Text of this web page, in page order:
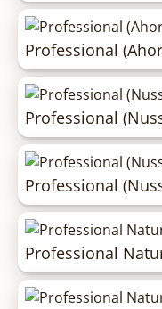
Professional
Professional
Professional
Professional